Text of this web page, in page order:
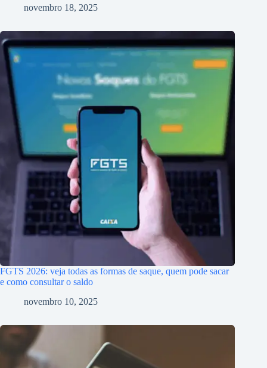
novembro 18, 2025
FGTS 2026: veja todas as formas de saque, quem pode sacar
e como consultar o saldo
novembro 10, 2025